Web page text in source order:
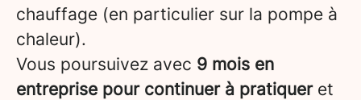
chauffage (en particulier sur la pompe à
chaleur).
Vous poursuivez avec 9 mois en
entreprise pour continuer à pratiqueret